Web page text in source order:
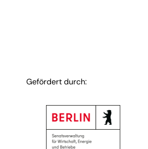
Gefördert durch: